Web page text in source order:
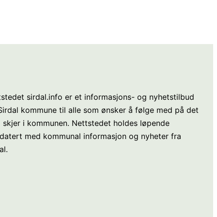
sirdal.info er et informasjons- og nyhetstilbud
kommune til alle som ønsker å følge med på det
skjer i kommunen. Nettstedet holdes løpende
med kommunal informasjon og nyheter fra